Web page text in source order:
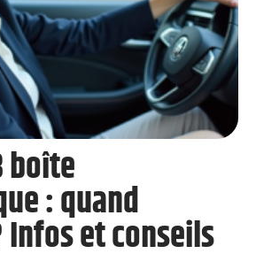
boîte
: quand
et conseils